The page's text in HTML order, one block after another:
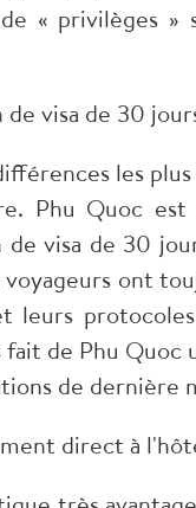
« privilèges »
de visa de 30
les
Phu Quoc est
de visa de 30
voyageurs ont
leurs
fait de Phu Quoc
de dernière
direct à